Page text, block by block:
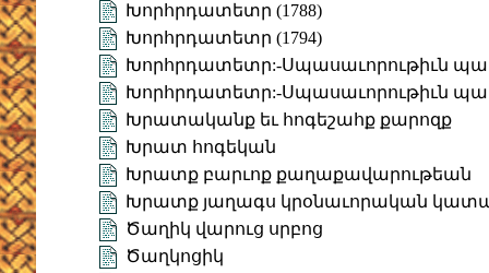
Խորհրդատետր (1788)
Խորհրդատետր (1794)
Խորհրդատետր:-Սպասաւորութիւն
Խորհրդատետր:-Սպասաւորութիւն
Խրատականք եւ հոգեշահք քարոզք
Խրատ հոգեկան
Խրատք բարւոք քաղաքավարութեան
Խրատք յաղագս կրօնաւորական
Ծաղիկ վարուց սրբոց
Ծաղկոցիկ